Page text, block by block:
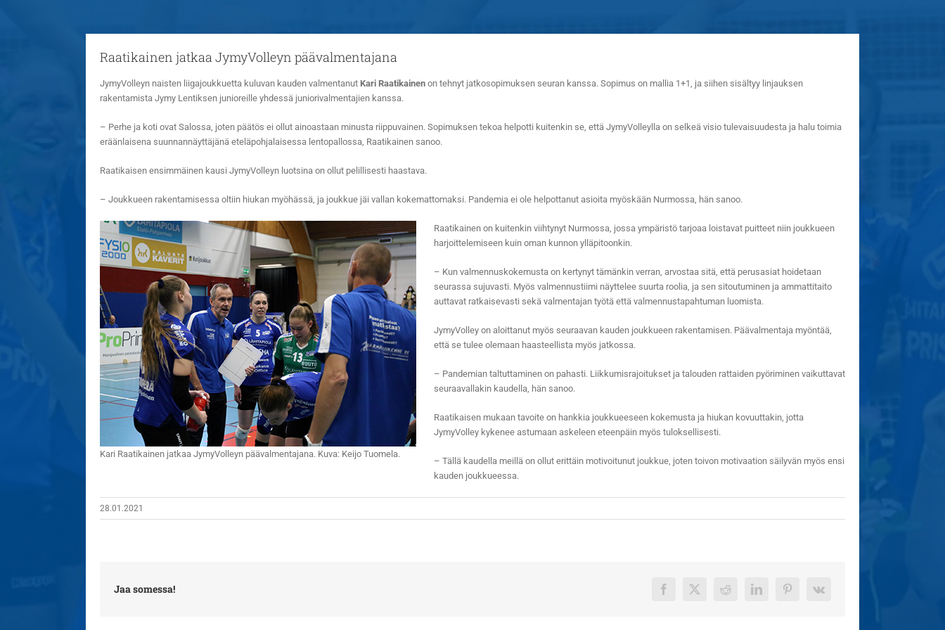
Raatikainen jatkaa JymyVolleyn päävalmentajana
JymyVolleyn naisten liigajoukkuetta kuluvan kauden valmentanut Kari Raatikainen on tehnyt jatkosopimuksen seuran kanssa. Sopimus on mallia 1+1, ja siihen sisältyy linjauksen
rakentamista Jymy Lentiksen junioreille yhdessä juniorivalmentajien kanssa.
– Perhe ja koti ovat Salossa, joten päätös ei ollut ainoastaan minusta riippuvainen. Sopimuksen tekoa helpotti kuitenkin se, että JymyVolleylla on selkeä visio tulevaisuudesta ja halu toimia
eräänlaisena suunnannäyttäjänä eteläpohjalaisessa lentopallossa, Raatikainen sanoo.
Raatikaisen ensimmäinen kausi JymyVolleyn luotsina on ollut pelillisesti haastava.
– Joukkueen rakentamisessa oltiin hiukan myöhässä, ja joukkue jäi vallan kokemattomaksi. Pandemia ei ole helpottanut asioita myöskään Nurmossa, hän sanoo.
Kari Raatikainen jatkaa JymyVolleyn päävalmentajana. Kuva: Keijo Tuomela.
Raatikainen on kuitenkin viihtynyt Nurmossa, jossa ympäristö tarjoaa loistavat puitteet niin joukkueen
harjoittelemiseen kuin oman kunnon ylläpitoonkin.
– Kun valmennuskokemusta on kertynyt tämänkin verran, arvostaa sitä, että perusasiat hoidetaan
seurassa sujuvasti. Myös valmennustiimi näyttelee suurta roolia, ja sen sitoutuminen ja ammattitaito
auttavat ratkaisevasti sekä valmentajan työtä että valmennustapahtuman luomista.
JymyVolley on aloittanut myös seuraavan kauden joukkueen rakentamisen. Päävalmentaja myöntää,
että se tulee olemaan haasteellista myös jatkossa.
– Pandemian taltuttaminen on pahasti. Liikkumisrajoitukset ja talouden rattaiden pyöriminen vaikuttavat
seuraavallakin kaudella, hän sanoo.
Raatikaisen mukaan tavoite on hankkia joukkueeseen kokemusta ja hiukan kovuuttakin, jotta
JymyVolley kykenee astumaan askeleen eteenpäin myös tuloksellisesti.
– Tällä kaudella meillä on ollut erittäin motivoitunut joukkue, joten toivon motivaation säilyvän myös ensi
kauden joukkueessa.
28.01.2021
Jaa somessa! Facebook
X Reddit LinkedInPinterest
Vk